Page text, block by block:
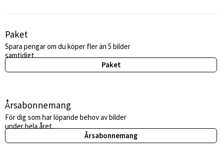
Paket
Spara pengar om du köper fler än 5 bilder
samtidigt.
Paket
Årsabonnemang
För dig som har löpande behov av bilder
under hela året.
Årsabonnemang